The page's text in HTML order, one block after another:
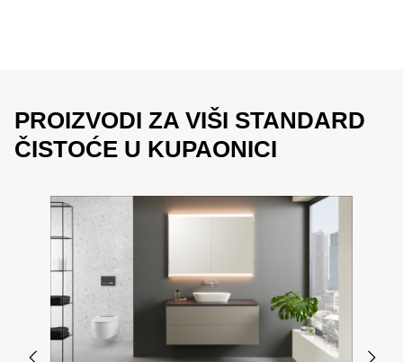
PROIZVODI ZA VIŠI STANDARD
ČISTOĆE U KUPAONICI